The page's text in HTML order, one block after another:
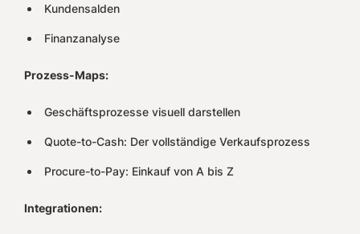
Kundensalden
Finanzanalyse
Prozess-Maps:
Geschäftsprozesse visuell darstellen
Quote-to-Cash: Der vollständige Verkaufsprozess
Procure-to-Pay: Einkauf von A bis Z
Integrationen: